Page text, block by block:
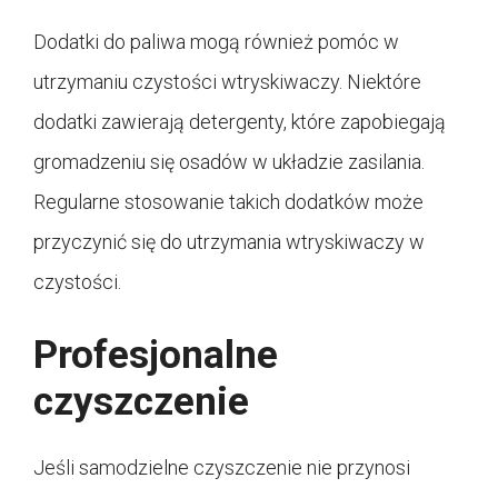
Dodatki do paliwa mogą również pomóc w
utrzymaniu czystości wtryskiwaczy. Niektóre
dodatki zawierają detergenty, które zapobiegają
gromadzeniu się osadów w układzie zasilania.
Regularne stosowanie takich dodatków może
przyczynić się do utrzymania wtryskiwaczy w
czystości.
Profesjonalne
czyszczenie
Jeśli samodzielne czyszczenie nie przynosi